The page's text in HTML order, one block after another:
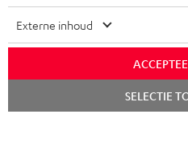
STUDENTENKORTING
ANDERE LANDEN
EU Data Act
Externe inhoud
SELECTIE